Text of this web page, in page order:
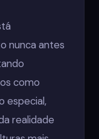
nunca antes
como
especial,
realidade